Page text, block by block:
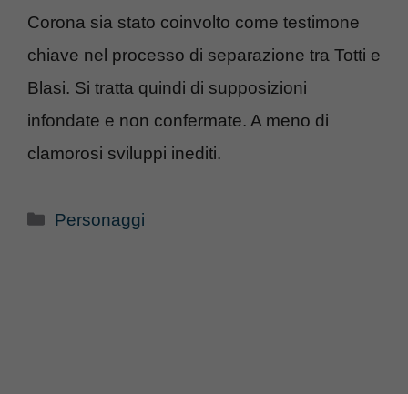
Corona sia stato coinvolto come testimone
chiave nel processo di separazione tra Totti e
Blasi. Si tratta quindi di supposizioni
infondate e non confermate. A meno di
clamorosi sviluppi inediti.
Categorie
Personaggi